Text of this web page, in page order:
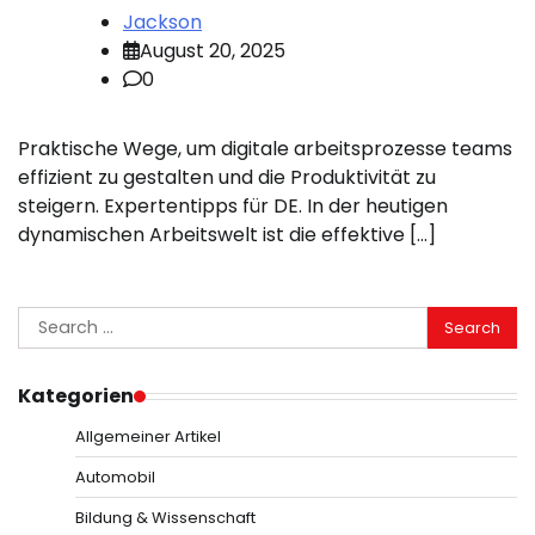
Jackson
August 20, 2025
0
Praktische Wege, um digitale arbeitsprozesse teams
effizient zu gestalten und die Produktivität zu
steigern. Expertentipps für DE. In der heutigen
dynamischen Arbeitswelt ist die effektive […]
Search
for:
Kategorien
Allgemeiner Artikel
Automobil
Bildung & Wissenschaft